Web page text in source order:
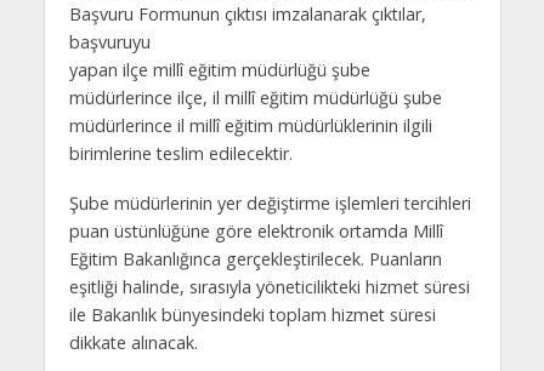
Başvuru Formunun çıktısı imzalanarak çıktılar,
başvuruyu
yapan ilçe millî eğitim müdürlüğü şube
müdürlerince ilçe, il millî eğitim müdürlüğü şube
müdürlerince il millî eğitim müdürlüklerinin ilgili
birimlerine teslim edilecektir.
Şube müdürlerinin yer değiştirme işlemleri tercihleri
puan üstünlüğüne göre elektronik ortamda Millî
Eğitim Bakanlığınca gerçekleştirilecek. Puanların
eşitliği halinde, sırasıyla yöneticilikteki hizmet süresi
ile Bakanlık bünyesindeki toplam hizmet süresi
dikkate alınacak.